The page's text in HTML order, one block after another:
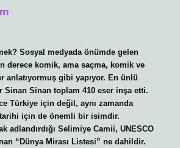
Sosyal medyada önümde gelen
derece komik, ama saçma, komik ve
anlatıyormuş gibi yapıyor. En ünlü
Sinan Sinan toplam 410 eser inşa etti.
Türkiye için değil, aynı zamanda
için de önemli bir isimdir.
adlandırdığı Selimiye Camii, UNESCO
“Dünya Mirası Listesi” ne dahildir.